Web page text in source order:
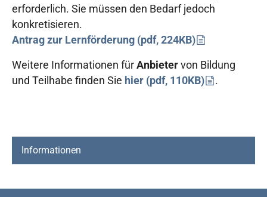
erforderlich. Sie müssen den Bedarf jedoch
konkretisieren.
Antrag zur Lernförderung (pdf, 224KB)
Weitere Informationen für Anbieter von Bildung
und Teilhabe finden Sie hier (pdf, 110KB) .
Informationen